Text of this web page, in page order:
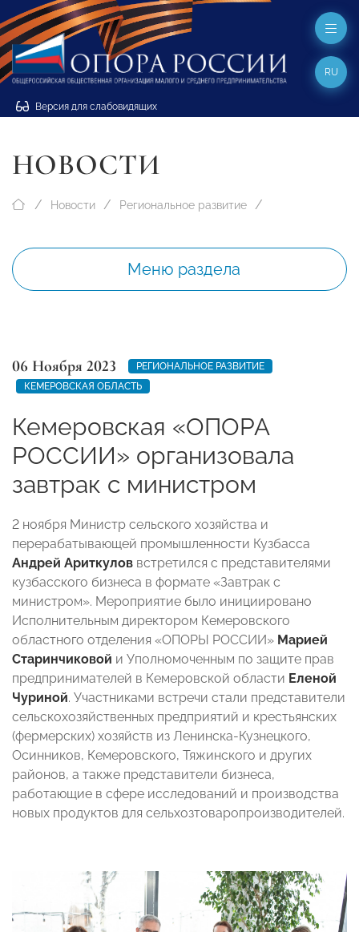
Версия для слабовидящих
RU
НОВОСТИ
Новости Региональное развитие
Меню раздела
06 Ноября 2023
РЕГИОНАЛЬНОЕ РАЗВИТИЕ
КЕМЕРОВСКАЯ ОБЛАСТЬ
Кемеровская «ОПОРА
РОССИИ» организовала
завтрак с министром
2 ноября Министр сельского хозяйства и
перерабатывающей промышленности Кузбасса
Андрей Ариткулов встретился с представителями
кузбасского бизнеса в формате «Завтрак с
министром». Мероприятие было инициировано
Исполнительным директором Кемеровского
областного отделения «ОПОРЫ РОССИИ» Марией
Старинчиковой и Уполномоченным по защите прав
предпринимателей в Кемеровской области Еленой
Чуриной. Участниками встречи стали представители
сельскохозяйственных предприятий и крестьянских
(фермерских) хозяйств из Ленинска-Кузнецкого,
Осинников, Кемеровского, Тяжинского и других
районов, а также представители бизнеса,
работающие в сфере исследований и производства
новых продуктов для сельхозтоваропроизводителей.